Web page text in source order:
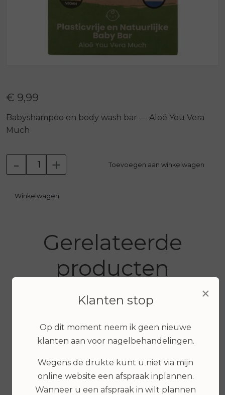
€ 9,99
Babyshampoo en body wash bar — Aloë You Vera
Much
- + Toevoegen aan winkelwagen
Winkelwagen
Gerelateerde
producten
×
Klanten stop
Op dit moment neem ik geen nieuwe
klanten aan voor nagelbehandelingen.
Wegens de drukte kunt u niet via mijn
online website een afspraak inplannen.
Wanneer u een afspraak in wilt plannen